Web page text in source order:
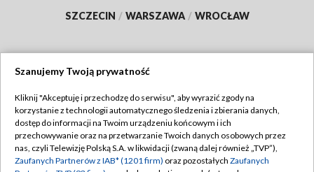
SZCZECIN / WARSZAWA / WROCŁAW
TVP
Abonament TVP
Emisja w TVP
Regulamin TVP
Polityka prywatności
Szanujemy Twoją prywatność
Kliknij "Akceptuję i przechodzę do serwisu", aby wyrazić zgody na
korzystanie z technologii automatycznego śledzenia i zbierania danych,
dostęp do informacji na Twoim urządzeniu końcowym i ich
przechowywanie oraz na przetwarzanie Twoich danych osobowych przez
nas, czyli Telewizję Polską S.A. w likwidacji (zwaną dalej również „TVP”),
Zaufanych Partnerów z IAB* (1201 firm) oraz pozostałych Zaufanych